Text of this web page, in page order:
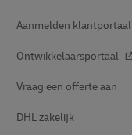
Aanmelden klantportaal
Ontwikkelaarsportaal
Vraag een offerte aan
DHL zakelijk